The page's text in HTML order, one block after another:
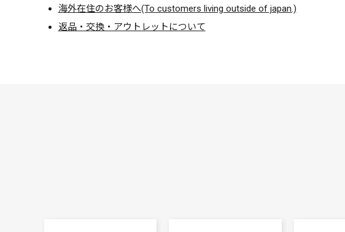
海外在住のお客様へ(To customers living outside of japan.)
返品・交換・アウトレットについて